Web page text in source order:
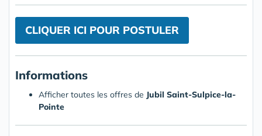
CLIQUER ICI POUR POSTULER
Informations
Afficher toutes les offres de Jubil Saint-Sulpice-la-
Pointe